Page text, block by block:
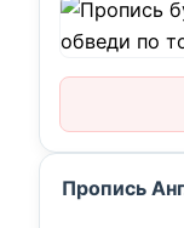
Пропись